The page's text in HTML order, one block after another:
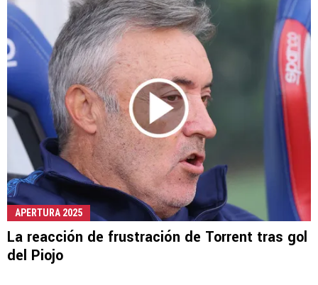
APERTURA 2025
La reacción de frustración de Torrent tras gol
del Piojo